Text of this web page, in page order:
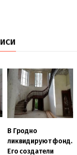
В Гродно
ликвидируют фонд.
Его создатели